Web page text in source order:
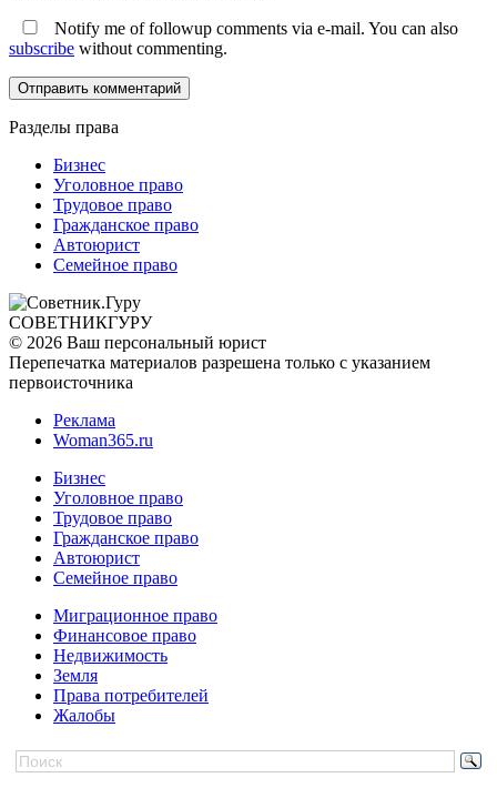
Notify me of followup comments via e-mail. You can also
subscribe without commenting.
Разделы права
Бизнес
Уголовное право
Трудовое право
Гражданское право
Автоюрист
Семейное право
СОВЕТНИКГУРУ
© 2026 Ваш персональный юрист
Перепечатка материалов разрешена только с указанием
первоисточника
Реклама
Woman365.ru
Бизнес
Уголовное право
Трудовое право
Гражданское право
Автоюрист
Семейное право
Миграционное право
Финансовое право
Недвижимость
Земля
Права потребителей
Жалобы